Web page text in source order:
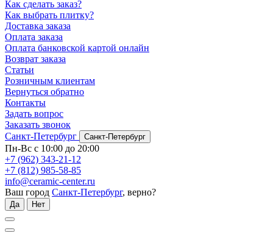
Как сделать заказ?
Как выбрать плитку?
Доставка заказа
Оплата заказа
Оплата банковской картой онлайн
Возврат заказа
Статьи
Розничным клиентам
Вернуться обратно
Контакты
Задать вопрос
Заказать звонок
Санкт-Петербург
Санкт-Петербург
Пн-Вс с 10:00 до 20:00
+7 (962) 343-21-12
+7 (812) 985-58-85
info@ceramic-center.ru
Ваш город Санкт-Петербург, верно?
Да Нет